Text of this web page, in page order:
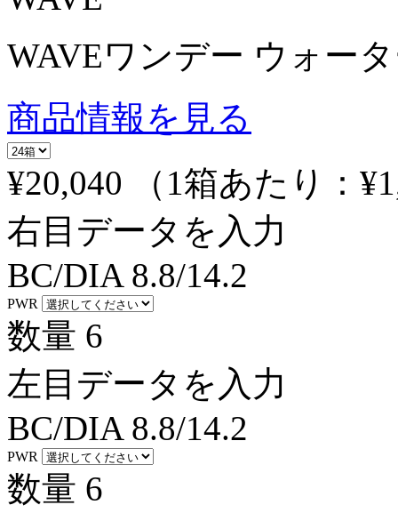
WAVEワンデー ウォー
商品情報を見る
¥20,040
（1箱あたり：
右目データを入力
BC/DIA 8.8/14.2
PWR
数量 6
左目データを入力
BC/DIA 8.8/14.2
PWR
数量 6